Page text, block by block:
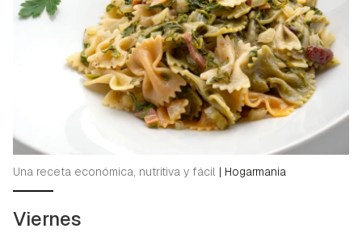
Una receta económica, nutritiva y fácil | Hogarmania
Viernes